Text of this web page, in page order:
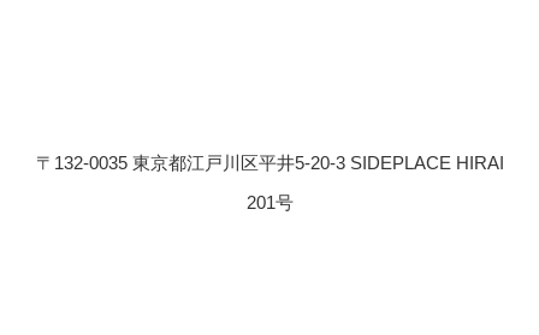
〒132-0035 東京都江戸川区平井5-20-3 SIDEPLACE HIRAI
201号